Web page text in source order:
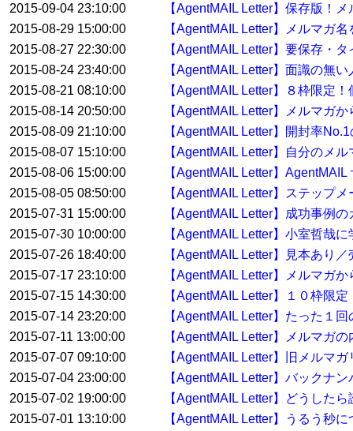
2015-09-04 23:10:00
【AgentMAIL Letter】保存版！
2015-08-29 15:00:00
【AgentMAIL Letter】メルマガ
2015-08-27 22:30:00
【AgentMAIL Letter】要保存・
2015-08-24 23:40:00
【AgentMAIL Letter】面識の無
2015-08-21 08:10:00
【AgentMAIL Letter】８枠限定
2015-08-14 20:50:00
【AgentMAIL Letter】メルマガ
2015-08-09 21:10:00
【AgentMAIL Letter】開封率
2015-08-07 15:10:00
【AgentMAIL Letter】自分のメ
2015-08-06 15:00:00
【AgentMAIL Letter】
2015-08-05 08:50:00
【AgentMAIL Letter】ステップ
2015-07-31 15:00:00
【AgentMAIL Letter】成功事例
2015-07-30 10:00:00
【AgentMAIL Letter】小室哲哉
2015-07-26 18:40:00
【AgentMAIL Letter】見本あり
2015-07-17 23:10:00
【AgentMAIL Letter】メルマガ
2015-07-15 14:30:00
【AgentMAIL Letter】１０枠限
2015-07-14 23:20:00
【AgentMAIL Letter】たった１
2015-07-11 13:00:00
【AgentMAIL Letter】メルマガ
2015-07-07 09:10:00
【AgentMAIL Letter】旧メルマ
2015-07-04 23:00:00
【AgentMAIL Letter】バックナ
2015-07-02 19:00:00
【AgentMAIL Letter】どうした
2015-07-01 13:10:00
【AgentMAIL Letter】うるう秒に